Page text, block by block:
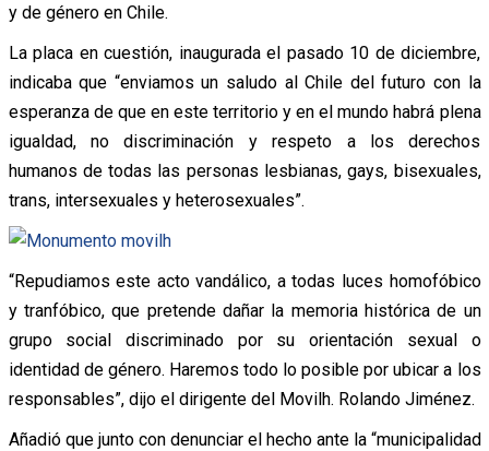
y de género en Chile.
La placa en cuestión, inaugurada el pasado 10 de diciembre,
indicaba que “enviamos un saludo al Chile del futuro con la
esperanza de que en este territorio y en el mundo habrá plena
igualdad, no discriminación y respeto a los derechos
humanos de todas las personas lesbianas, gays, bisexuales,
trans, intersexuales y heterosexuales”.
“Repudiamos este acto vandálico, a todas luces homofóbico
y tranfóbico, que pretende dañar la memoria histórica de un
grupo social discriminado por su orientación sexual o
identidad de género. Haremos todo lo posible por ubicar a los
responsables”, dijo el dirigente del Movilh. Rolando Jiménez.
Añadió que junto con denunciar el hecho ante la “municipalidad